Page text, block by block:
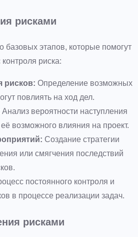
рисками
базовых этапов, которые помогут
риска:
рисков: Определение возможных
повлиять на ход дел.
Анализ вероятности наступления
возможного влияния на проект.
Создание стратегии
или смягчения последствий
постоянного контроля и
в процессе реализации задач.
рисками